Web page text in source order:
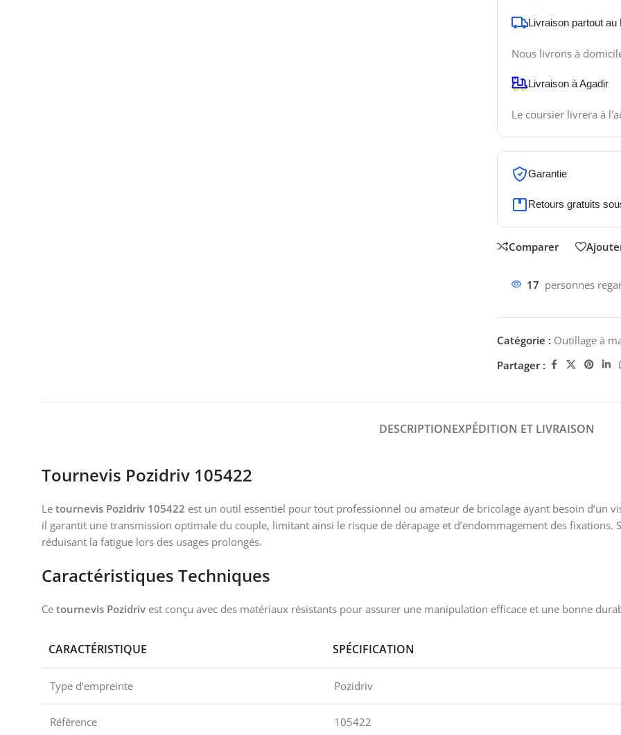
Livraison partout au
Nous livrons à
Livraison à Agadir
Le coursier livrera à
Garantie
Retours gratuits
Comparer
17 personnes
Catégorie : Outillage à
Partager :
DESCRIPTIONEXPÉDITION ET LIVRAISON
Tournevis Pozidriv 105422
Le tournevis Pozidriv 105422 est un outil essentiel pour tout professionnel ou amateur de bricolage ayant besoin d’un
il garantit une transmission optimale du couple, limitant ainsi le risque de dérapage et d’endommagement des
réduisant la fatigue lors des usages prolongés.
Caractéristiques Techniques
Ce tournevis Pozidriv est conçu avec des matériaux résistants pour assurer une manipulation efficace et une bonne
CARACTÉRISTIQUE SPÉCIFICATION
Type d’empreinte Pozidriv
Référence 105422